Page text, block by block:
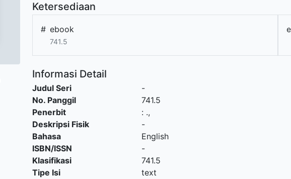
Ketersediaan
# ebook
741.5
Informasi Detail
Judul Seri
-
No. Panggil
741.5
Penerbit
: .,
Deskripsi Fisik
-
Bahasa
English
ISBN/ISSN
-
Klasifikasi
741.5
Tipe Isi
text